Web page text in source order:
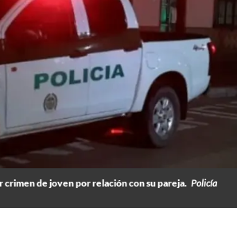
crimen de joven por relación con su pareja. Policía